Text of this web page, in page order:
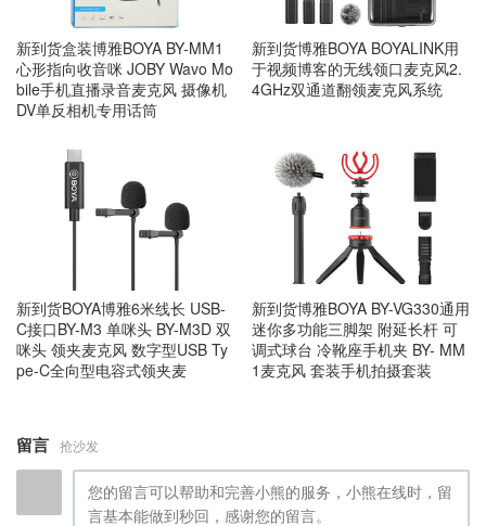
新到货盒装博雅BOYA BY-MM1
心形指向收音咪 JOBY Wavo Mo
bile手机直播录音麦克风 摄像机
DV单反相机专用话筒
新到货博雅BOYA BOYALINK用
于视频博客的无线领口麦克风2.
4GHz双通道翻领麦克风系统
新到货BOYA博雅6米线长 USB-
C接口BY-M3 单咪头 BY-M3D 双
咪头 领夹麦克风 数字型USB Ty
pe-C全向型电容式领夹麦
新到货博雅BOYA BY-VG330通用
迷你多功能三脚架 附延长杆 可
调式球台 冷靴座手机夹 BY- MM
1麦克风 套装手机拍摄套装
留言 抢沙发